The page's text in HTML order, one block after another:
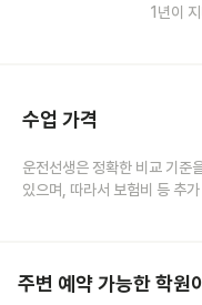
1년이
수업 가격
운전선생은 정확한 비교 기준
있으며, 따라서 보험비 등 추
주변 예약 가능한 학원